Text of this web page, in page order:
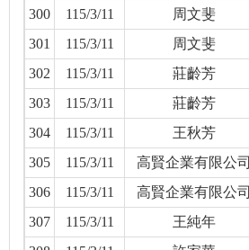
300
115/3/11 周文斐
301
115/3/11 周文斐
302
115/3/11 莊齡芳
303
115/3/11 莊齡芳
304
115/3/11 王秋芳
305
115/3/11 高賢企業有限公司
306
115/3/11 高賢企業有限公司
307
115/3/11 王純年